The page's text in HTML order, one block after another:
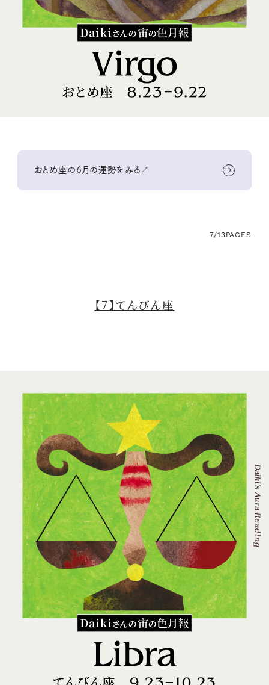
おとめ座の6月の運勢をみる↗
7/13PAGES
【7】てんびん座